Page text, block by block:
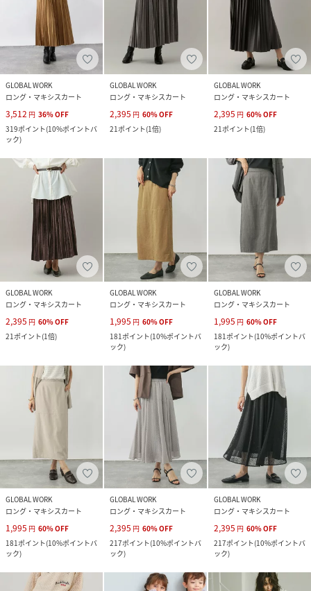
GLOBAL WORK
ロング・マキシスカート
3,512 円 36%OFF
319ポイント(10%ポイントバ
ック)
GLOBAL WORK
ロング・マキシスカート
2,395 円 60%OFF
21ポイント(1倍)
GLOBAL WORK
ロング・マキシスカート
2,395 円 60%OFF
21ポイント(1倍)
GLOBAL WORK
ロング・マキシスカート
2,395 円 60%OFF
21ポイント(1倍)
GLOBAL WORK
ロング・マキシスカート
1,995 円 60%OFF
181ポイント(10%ポイントバ
ック)
GLOBAL WORK
ロング・マキシスカート
1,995 円 60%OFF
181ポイント(10%ポイントバ
ック)
GLOBAL WORK
ロング・マキシスカート
1,995 円 60%OFF
181ポイント(10%ポイントバ
ック)
GLOBAL WORK
ロング・マキシスカート
2,395 円 60%OFF
217ポイント(10%ポイントバ
ック)
GLOBAL WORK
ロング・マキシスカート
2,395 円 60%OFF
217ポイント(10%ポイントバ
ック)